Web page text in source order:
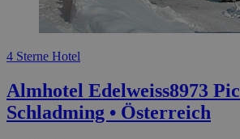
4 Sterne Hotel
Almhotel Edelweiss8973
Schladming • Österreich